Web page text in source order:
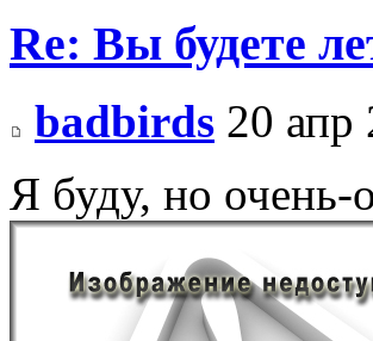
Re: Вы будете
badbirds 20 апр
Я буду, но очень-